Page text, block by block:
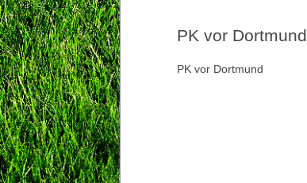
PK vor Dortmund
PK vor Dortmund